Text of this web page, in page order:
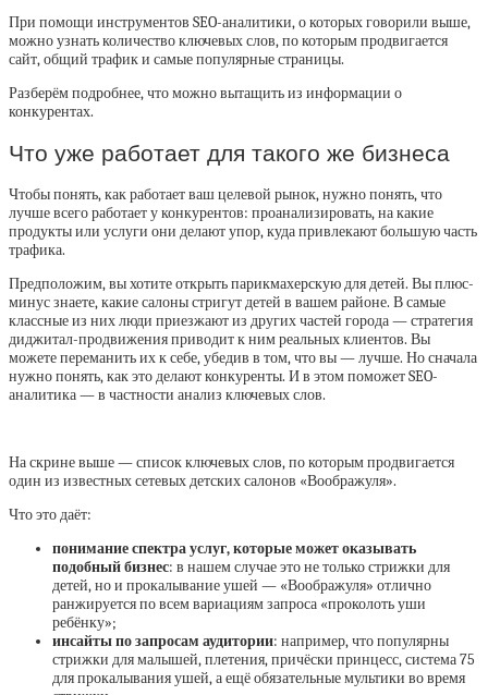
При помощи инструментов SEO-аналитики, о которых говорили выше,
можно узнать количество ключевых слов, по которым продвигается
сайт, общий трафик и самые популярные страницы.
Разберём подробнее, что можно ‎вытащить из информации о
конкурентах.
Что уже работает для такого же бизнеса
Чтобы понять, как работает ваш целевой рынок, нужно понять, что
лучше всего работает у конкурентов: проанализировать, на какие
продукты или услуги они делают упор, куда привлекают большую часть
трафика.
Предположим, вы хотите открыть парикмахерскую для детей. Вы плюс-
минус знаете, какие салоны стригут детей в вашем районе. В самые
классные из них люди приезжают из других частей города — стратегия
диджитал-продвижения приводит к ним реальных клиентов. Вы
можете ‎переманить их к себе, убедив в том, что вы — лучше. Но сначала
нужно понять, как это делают конкуренты. И в этом поможет SEO-
аналитика — в частности анализ ключевых слов.
На скрине выше — список ключевых слов, по которым продвигается
один из известных сетевых детских салонов «‎Воображуля».
Что это даёт:
понимание спектра услуг, которые может оказывать
подобный бизнес: в нашем случае это не только стрижки для
детей, но и прокалывание ушей — «Воображуля» отлично
ранжируется по всем вариациям запроса «‎проколоть уши
ребёнку»;
инсайты по запросам аудитории: например, что популярны
стрижки для малышей, плетения, причёски принцесс, система 75
для прокалывания ушей, а ещё обязательные мультики во время